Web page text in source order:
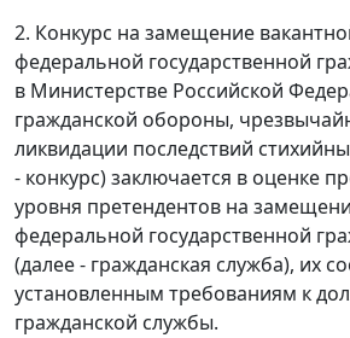
2. Конкурс на замещение
федеральной государственной
в Министерстве Российской
гражданской обороны,
ликвидации последствий
- конкурс) заключается в оценке
уровня претендентов на
федеральной государственной
(далее - гражданская служба), их
установленным требованиям к
гражданской службы.